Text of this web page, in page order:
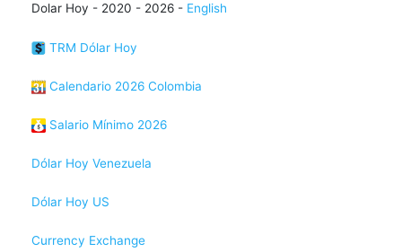
Dolar Hoy - 2020 - 2026 - English
TRM Dólar Hoy
Calendario 2026 Colombia
Salario Mínimo 2026
Dólar Hoy Venezuela
Dólar Hoy US
Currency Exchange